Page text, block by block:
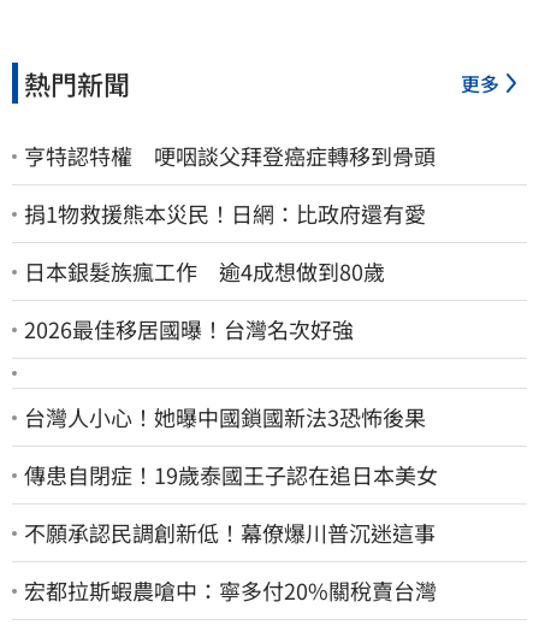
熱門新聞 更多
亨特認特權 哽咽談父拜登癌症轉移到骨頭
捐1物救援熊本災民！日網：比政府還有愛
日本銀髮族瘋工作 逾4成想做到80歲
2026最佳移居國曝！台灣名次好強
台灣人小心！她曝中國鎖國新法3恐怖後果
傳患自閉症！19歲泰國王子認在追日本美女
不願承認民調創新低！幕僚爆川普沉迷這事
宏都拉斯蝦農嗆中：寧多付20%關稅賣台灣